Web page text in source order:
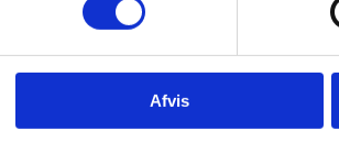
Afvis
U-10